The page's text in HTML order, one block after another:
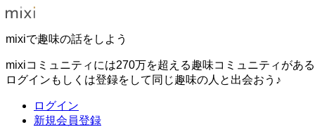
mixiで趣味の話をしよう
mixiコミュニティには270万を超える趣味コミュニティがある
ログインもしくは登録をして同じ趣味の人と出会おう♪
ログイン
新規会員登録